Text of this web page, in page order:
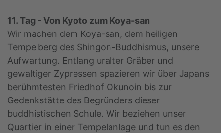
11. Tag - Von Kyoto zum Koya-san
Wir machen dem Koya-san, dem heiligen
Tempelberg des Shingon-Buddhismus, unsere
Aufwartung. Entlang uralter Gräber und
gewaltiger Zypressen spazieren wir über Japans
berühmtesten Friedhof Okunoin bis zur
Gedenkstätte des Begründers dieser
buddhistischen Schule. Wir beziehen unser
Quartier in einer Tempelanlage und tun es den